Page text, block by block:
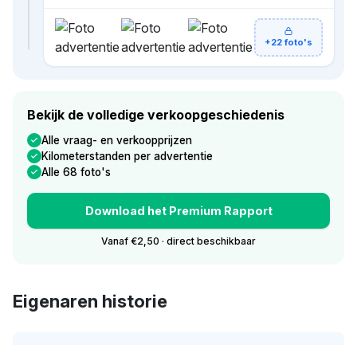
+22 foto's
Bekijk de volledige verkoopgeschiedenis
Alle vraag- en verkoopprijzen
Kilometerstanden per advertentie
Alle 68 foto's
Download het Premium Rapport
Vanaf €2,50 · direct beschikbaar
Eigenaren historie